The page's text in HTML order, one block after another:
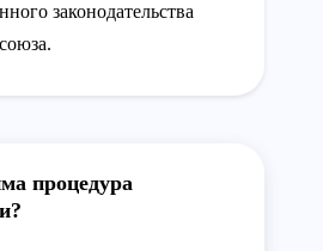
законодательства
процедура